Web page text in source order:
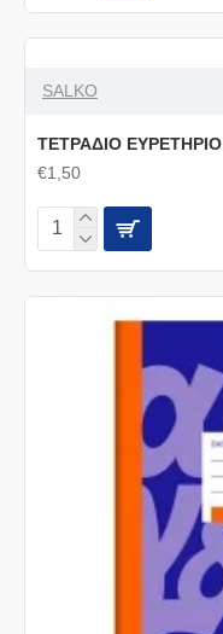
SALKO
ΤΕΤΡΑΔΙΟ ΕΥΡΕΤΗΡΙΟ
€1,50